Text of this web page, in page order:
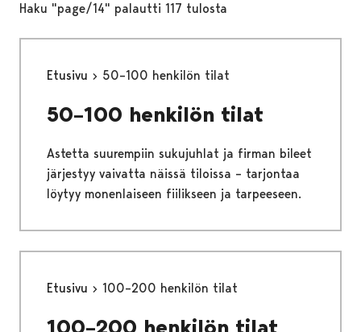
Haku "page/14" palautti 117 tulosta
Etusivu 50–100 henkilön tilat
50–100 henkilön tilat
Astetta suurempiin sukujuhlat ja firman bileet
järjestyy vaivatta näissä tiloissa – tarjontaa
löytyy monenlaiseen fiilikseen ja tarpeeseen.
Etusivu 100–200 henkilön tilat